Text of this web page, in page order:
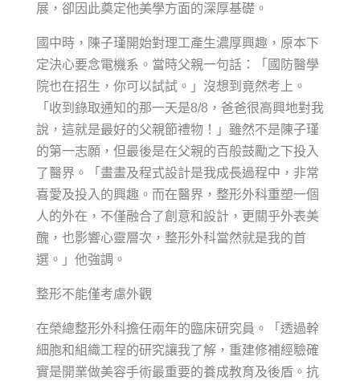
展，卻因此奠定他美學方面的深厚基礎。
國中時，陳子瑾開始對理工產生濃厚興趣，原本下
定決心要念電機系。當時父親一句話：「國防醫學
院也在招生，你可以試試。」沒想到竟然考上。
「收到錄取通知的那一天是8/8，爸爸很高興地對我
說，這就是最好的父親節禮物！」雖然不是陳子瑾
的第一志願，但最後是在父親的百般鼓勵之下投入
了醫界。「畫畫及程式設計是我成長過程中，非常
喜愛及投入的興趣。而在醫界，整形外科重塑一個
人的外在，不僅融合了創意和設計，更關乎外表美
醜，也影響心靈層次，整形外科當然就是我的首
選。」他強調。
整形不能僅考慮外觀
在榮總整形外科擔任兩年的臨床研究員。「透過幹
細胞和組織工程的研究讓我了解，重建修補經驗確
實是開業做美容手術最重要的養成教育及後盾。抗